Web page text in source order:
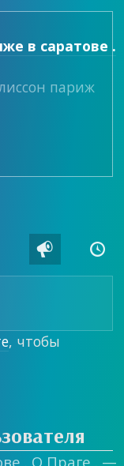
в саратове .
париж
 
, чтобы
. О Праге . —